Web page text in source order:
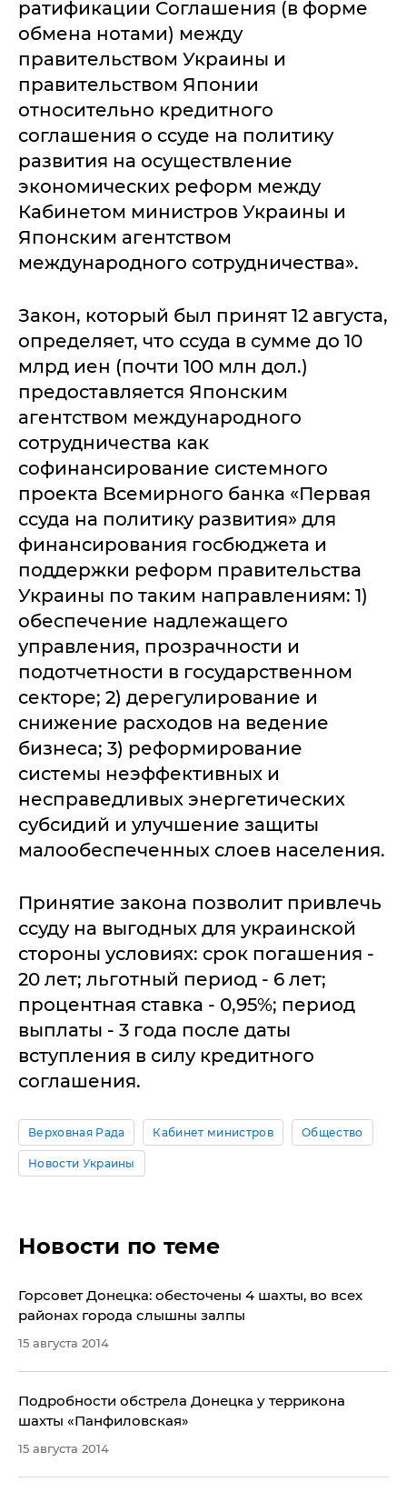
ратификации Соглашения (в форме
обмена нотами) между
правительством Украины и
правительством Японии
относительно кредитного
соглашения о ссуде на политику
развития на осуществление
экономических реформ между
Кабинетом министров Украины и
Японским агентством
международного сотрудничества».
Закон, который был принят 12 августа,
определяет, что ссуда в сумме до 10
млрд иен (почти 100 млн дол.)
предоставляется Японским
агентством международного
сотрудничества как
софинансирование системного
проекта Всемирного банка «Первая
ссуда на политику развития» для
финансирования госбюджета и
поддержки реформ правительства
Украины по таким направлениям: 1)
обеспечение надлежащего
управления, прозрачности и
подотчетности в государственном
секторе; 2) дерегулирование и
снижение расходов на ведение
бизнеса; 3) реформирование
системы неэффективных и
несправедливых энергетических
субсидий и улучшение защиты
малообеспеченных слоев населения.
Принятие закона позволит привлечь
ссуду на выгодных для украинской
стороны условиях: срок погашения -
20 лет; льготный период - 6 лет;
процентная ставка - 0,95%; период
выплаты - 3 года после даты
вступления в силу кредитного
соглашения.
Верховная Рада Кабинет министров Общество
Новости Украины
Новости по теме
Горсовет Донецка: обесточены 4 шахты, во всех
районах города слышны залпы
15 августа 2014
Подробности обстрела Донецка у террикона
шахты «Панфиловская»
15 августа 2014